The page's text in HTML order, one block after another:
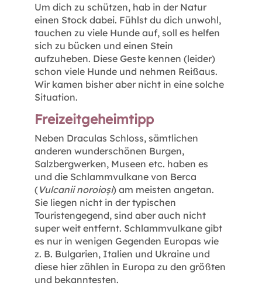
Um dich zu schützen, hab in der Natur
einen Stock dabei. Fühlst du dich unwohl,
tauchen zu viele Hunde auf, soll es helfen
sich zu bücken und einen Stein
aufzuheben. Diese Geste kennen (leider)
schon viele Hunde und nehmen Reißaus.
Wir kamen bisher aber nicht in eine solche
Situation.
Freizeitgeheimtipp
Neben Draculas Schloss, sämtlichen
anderen wunderschönen Burgen,
Salzbergwerken, Museen etc. haben es
und die Schlammvulkane von Berca
(Vulcanii noroioși) am meisten angetan.
Sie liegen nicht in der typischen
Touristengegend, sind aber auch nicht
super weit entfernt. Schlammvulkane gibt
es nur in wenigen Gegenden Europas wie
z. B. Bulgarien, Italien und Ukraine und
diese hier zählen in Europa zu den größten
und bekanntesten.